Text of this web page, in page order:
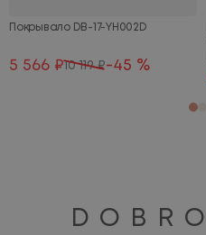
Покрывало DB-17-YH002D
5 566 ₽ 10 119 ₽-45 %
DOBRO